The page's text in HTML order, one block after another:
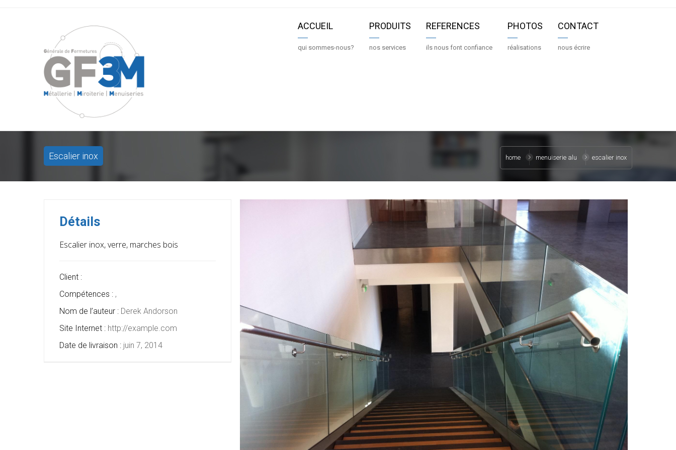
ACCUEIL
qui sommes-nous?
PRODUITS
nos services
REFERENCES
ils nous font confiance
PHOTOS
réalisations
CONTACT
nous écrire
Escalier inox home menuiserie alu escalier inox
Détails
Escalier inox, verre, marches bois
Client :
Compétences : ,
Nom de l’auteur : Derek Andorson
Site Internet : http://example.com
Date de livraison : juin 7, 2014